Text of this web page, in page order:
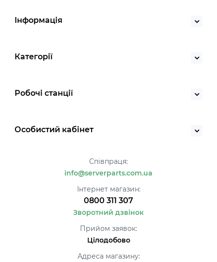
Інформація
Категорії
Робочі станції
Особистий кабінет
Співпраця:
info@serverparts.com.ua
Інтернет магазин:
0800 311 307
Зворотний дзвінок
Прийом заявок:
Цілодобово
Адреса магазину: